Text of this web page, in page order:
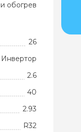
обогрев
26
Инвертор
2.6
40
2.93
R32